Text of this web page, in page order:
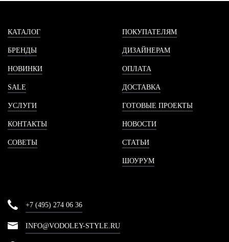
КАТАЛОГ
БРЕНДЫ
НОВИНКИ
SALE
УСЛУГИ
КОНТАКТЫ
СОВЕТЫ
ПОКУПАТЕЛЯМ
ДИЗАЙНЕРАМ
ОПЛАТА
ДОСТАВКА
ГОТОВЫЕ ПРОЕКТЫ
НОВОСТИ
СТАТЬИ
ШОУРУМ
+7 (495) 274 06 36
INFO@VODOLEY-STYLE.RU